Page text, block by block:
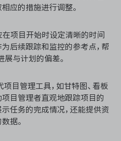
应的措施进行调整。
项目开始时设定清晰的时间
后续跟踪和监控的参考点，帮
与计划的偏差。
项目管理工具，如甘特图、看板
目管理者直观地跟踪项目的
任务的完成情况，还能提供资
据。